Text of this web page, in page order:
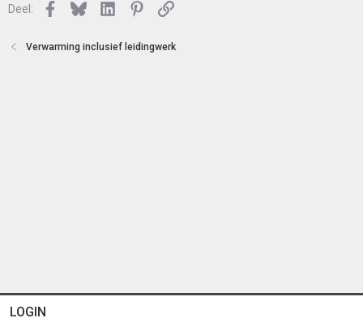
Deel: Facebook
BlueskyLinkedInPinterest
Link
Verwarming inclusief leidingwerk
LOGIN